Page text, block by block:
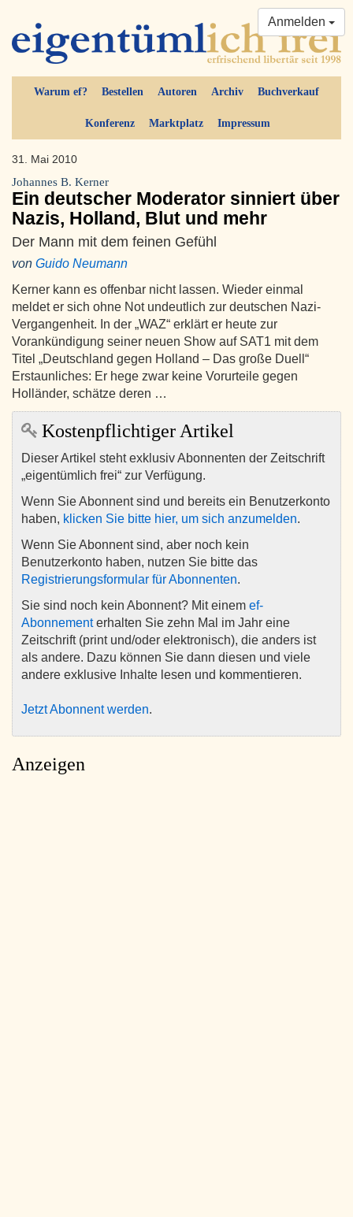
Warum ef? Bestellen Autoren Archiv Buchverkauf
Konferenz Marktplatz Impressum
Anmelden
31. Mai 2010
Johannes B. Kerner
Ein deutscher Moderator sinniert über
Nazis, Holland, Blut und mehr
Der Mann mit dem feinen Gefühl
von Guido Neumann
Kerner kann es offenbar nicht lassen. Wieder einmal
meldet er sich ohne Not undeutlich zur deutschen Nazi-
Vergangenheit. In der „WAZ“ erklärt er heute zur
Vorankündigung seiner neuen Show auf SAT1 mit dem
Titel „Deutschland gegen Holland – Das große Duell“
Erstaunliches: Er hege zwar keine Vorurteile gegen
Holländer, schätze deren …
Kostenpflichtiger Artikel
Dieser Artikel steht exklusiv Abonnenten der Zeitschrift
„eigentümlich frei“ zur Verfügung.
Wenn Sie Abonnent sind und bereits ein Benutzerkonto
haben, klicken Sie bitte hier, um sich anzumelden.
Wenn Sie Abonnent sind, aber noch kein
Benutzerkonto haben, nutzen Sie bitte das
Registrierungsformular für Abonnenten.
Sie sind noch kein Abonnent? Mit einem ef-
Abonnementerhalten Sie zehn Mal im Jahr eine
Zeitschrift (print und/oder elektronisch), die anders ist
als andere. Dazu können Sie dann diesen und viele
andere exklusive Inhalte lesen und kommentieren.
Jetzt Abonnent werden.
Anzeigen